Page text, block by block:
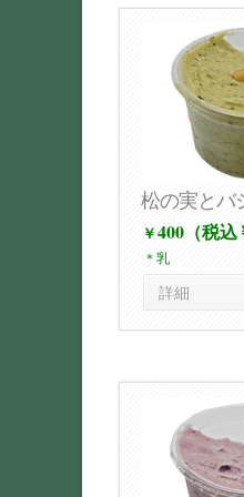
松の実とバ
￥400（税込
＊乳
詳細